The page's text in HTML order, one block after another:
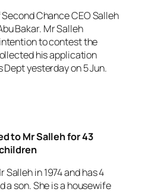
Chance CEO Salleh
Bakar. Mr Salleh
to contest the
his application
yesterday on 5 Jun.
to Mr Salleh for 43
in 1974 and has 4
a son. She is a housewife